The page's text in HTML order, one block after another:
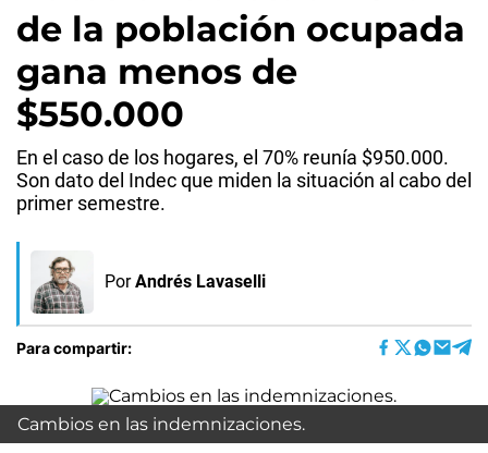
de la población ocupada
gana menos de
$550.000
En el caso de los hogares, el 70% reunía $950.000.
Son dato del Indec que miden la situación al cabo del
primer semestre.
Por Andrés Lavaselli
Para compartir:
Cambios en las indemnizaciones.